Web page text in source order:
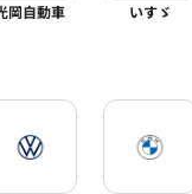
岡自動車 いすゞ